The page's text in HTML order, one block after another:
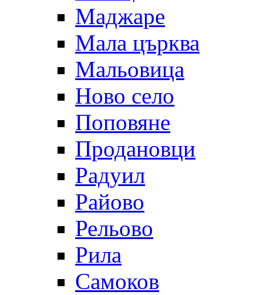
Маджаре
Мала църква
Мальовица
Ново село
Поповяне
Продановци
Радуил
Райово
Рельово
Рила
Самоков